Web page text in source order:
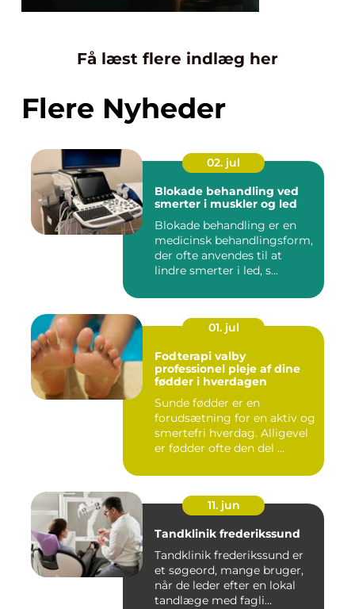
Få læst flere indlæg her
Flere Nyheder
02. jul
Blokade behandling ved
smerter i muskler og led
Blokade behandling er en
medicinsk behandlingsform,
der ofte anvendes til at
lindre smerter i led, s...
01. jul
Fodterapi valby
professionel pleje af dine
fødder i hverdagen
Sunde fødder er en
forudsætning for en aktiv og
smertefri hverdag. Alligevel
er fødder ofte den del ...
11. jun
Tandklinik frederikssund
Tandklinik frederikssund er
et søgeord, mange bruger,
når de leder efter en lokal
tandlæge med fagli...